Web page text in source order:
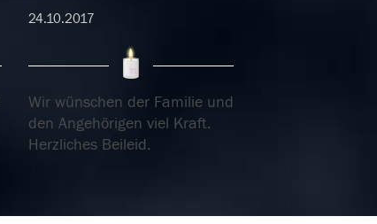
24.10.2017
Wir wünschen der Familie und
den Angehörigen viel Kraft.
Herzliches Beileid.